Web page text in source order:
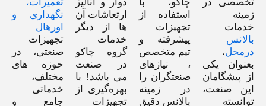
زمینه
خدمات
بالانس
درمحل،
بعنوان یکی
از پیشگامان
این صنعت،
توانسته
استفاده از
تجهیزات
پیشرفته و
تیم متخصص
، نیازهای
صنعتگران را
در زمینه
بالانس دقیق
ارتعاشات آن
ها از دیگر
خدمات
گروه چاکو
در صنعت
می باشد! با
بهره‌گیری از
تجهیزات
نگهداری و
اورهال
تجهیزات
صنعتی، در
حوزه های
مختلف،
خدماتی
جامع و